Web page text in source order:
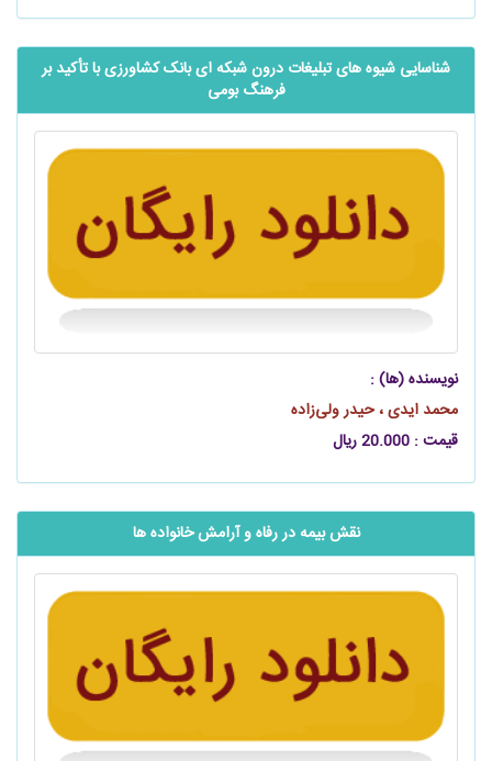
‌شناسایی شیوه‌ های تبلیغات درون شبکه‌ ای بانک کشاورزی با تأکید بر
فرهنگ بومی‌
نویسنده (ها) :
محمد ایدی ، حیدر ولی‌زاده
قیمت : 20.000 ریال
نقش بیمه در رفاه و آرامش خانواده ها